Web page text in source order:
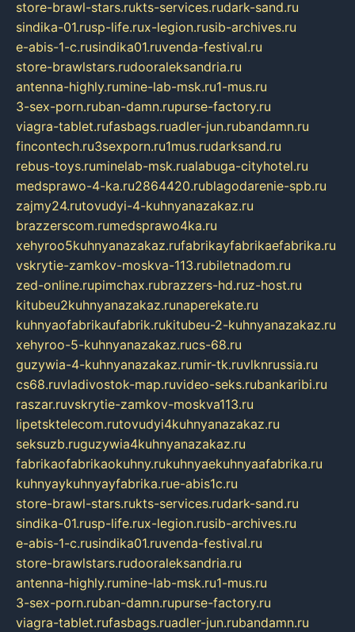
store-brawl-stars.rukts-services.rudark-sand.ru
sindika-01.rusp-life.rux-legion.rusib-archives.ru
e-abis-1-c.rusindika01.ruvenda-festival.ru
store-brawlstars.rudooraleksandria.ru
antenna-highly.rumine-lab-msk.ru1-mus.ru
3-sex-porn.ruban-damn.rupurse-factory.ru
viagra-tablet.rufasbags.ruadler-jun.rubandamn.ru
fincontech.ru3sexporn.ru1mus.rudarksand.ru
rebus-toys.ruminelab-msk.rualabuga-cityhotel.ru
medsprawo-4-ka.ru2864420.rublagodarenie-spb.ru
zajmy24.rutovudyi-4-kuhnyanazakaz.ru
brazzerscom.rumedsprawo4ka.ru
xehyroo5kuhnyanazakaz.rufabrikayfabrikaefabrika.ru
vskrytie-zamkov-moskva-113.rubiletnadom.ru
zed-online.rupimchax.rubrazzers-hd.ruz-host.ru
kitubeu2kuhnyanazakaz.runaperekate.ru
kuhnyaofabrikaufabrik.rukitubeu-2-kuhnyanazakaz.ru
xehyroo-5-kuhnyanazakaz.rucs-68.ru
guzywia-4-kuhnyanazakaz.rumir-tk.ruvlknrussia.ru
cs68.ruvladivostok-map.ruvideo-seks.rubankaribi.ru
raszar.ruvskrytie-zamkov-moskva113.ru
lipetsktelecom.rutovudyi4kuhnyanazakaz.ru
seksuzb.ruguzywia4kuhnyanazakaz.ru
fabrikaofabrikaokuhny.rukuhnyaekuhnyaafabrika.ru
kuhnyaykuhnyayfabrika.rue-abis1c.ru
store-brawl-stars.rukts-services.rudark-sand.ru
sindika-01.rusp-life.rux-legion.rusib-archives.ru
e-abis-1-c.rusindika01.ruvenda-festival.ru
store-brawlstars.rudooraleksandria.ru
antenna-highly.rumine-lab-msk.ru1-mus.ru
3-sex-porn.ruban-damn.rupurse-factory.ru
viagra-tablet.rufasbags.ruadler-jun.rubandamn.ru